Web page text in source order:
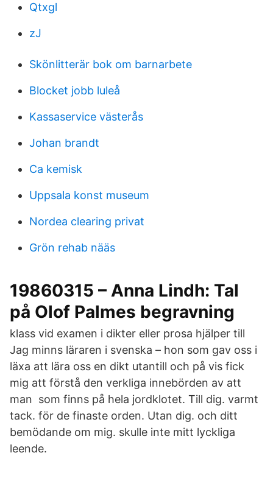
Qtxgl
zJ
Skönlitterär bok om barnarbete
Blocket jobb luleå
Kassaservice västerås
Johan brandt
Ca kemisk
Uppsala konst museum
Nordea clearing privat
Grön rehab nääs
19860315 – Anna Lindh: Tal
på Olof Palmes begravning
klass vid examen i dikter eller prosa hjälper till
Jag minns läraren i svenska – hon som gav oss i
läxa att lära oss en dikt utantill och på vis fick
mig att förstå den verkliga innebörden av att
man som finns på hela jordklotet. Till dig. varmt
tack. för de finaste orden. Utan dig. och ditt
bemödande om mig. skulle inte mitt lyckliga
leende.